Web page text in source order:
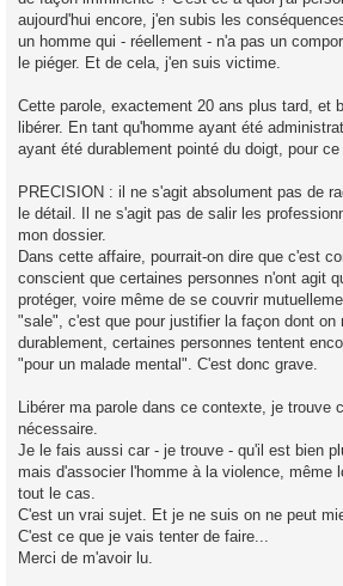
aujourd'hui encore, j'en subis les
un homme qui - réellement - n'a pas un
le piéger. Et de cela, j'en suis victime.
Cette parole, exactement 20 ans plus tard, et
libérer. En tant qu'homme ayant été
ayant été durablement pointé du doigt, pour
PRECISION : il ne s'agit absolument pas de
le détail. Il ne s'agit pas de salir les
mon dossier.
Dans cette affaire, pourrait-on dire que c'est
conscient que certaines personnes n'ont agit
protéger, voire même de se couvrir
"sale", c'est que pour justifier la façon dont on
durablement, certaines personnes tentent
"pour un malade mental". C'est donc grave.
Libérer ma parole dans ce contexte, je trouve
nécessaire.
Je le fais aussi car - je trouve - qu'il est bien
mais d'associer l'homme à la violence, même
tout le cas.
C'est un vrai sujet. Et je ne suis on ne peut
C'est ce que je vais tenter de faire...
Merci de m'avoir lu.